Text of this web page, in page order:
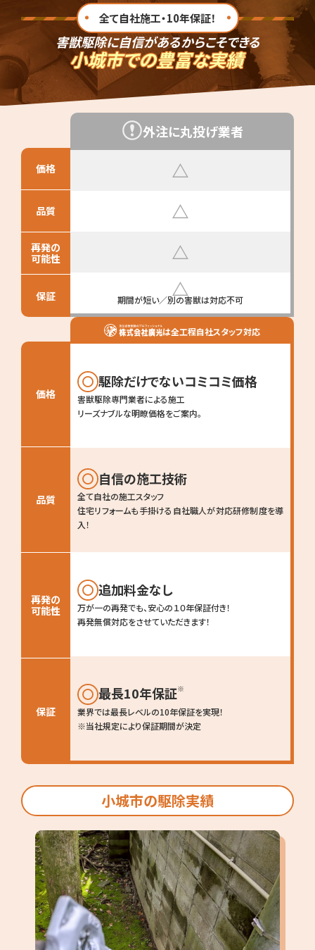
全て自社施工・10年保証！
害獣駆除に自信があるからこそできる
小城市での豊富な実績
価格
品質
再発の
可能性
保証
外注に丸投げ業者
期間が短い／別の害獣は対応不可
価格
品質
再発の
可能性
保証
は全工程自社スタッフ対応
駆除だけでないコミコミ価格
害獣駆除専門業者による施工
リーズナブルな明瞭価格をご案内。
自信の施工技術
全て自社の施工スタッフ
住宅リフォームも手掛ける自社職人が対応研修制度を導
入！
追加料金なし
万が一の再発でも、安心の１０年保証付き！
再発無償対応をさせていただきます！
最長10年保証※
業界では最長レベルの10年保証を実現！
※当社規定により保証期間が決定
小城市の駆除実績